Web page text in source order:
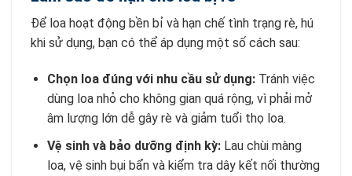
Để loa hoạt động bền bỉ và hạn chế tình trạng rè, hú
khi sử dụng, bạn có thể áp dụng một số cách sau:
Chọn loa đúng với nhu cầu sử dụng:Tránh việc
dùng loa nhỏ cho không gian quá rộng, vì phải mở
âm lượng lớn dễ gây rè và giảm tuổi thọ loa.
Vệ sinh và bảo dưỡng định kỳ:Lau chùi màng
loa, vệ sinh bụi bẩn và kiểm tra dây kết nối thường